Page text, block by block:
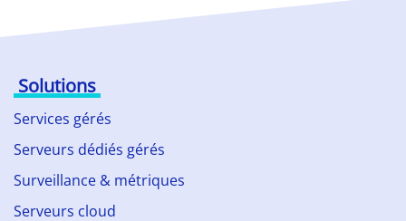
Solutions
Services gérés
Serveurs dédiés gérés
Surveillance & métriques
Serveurs cloud